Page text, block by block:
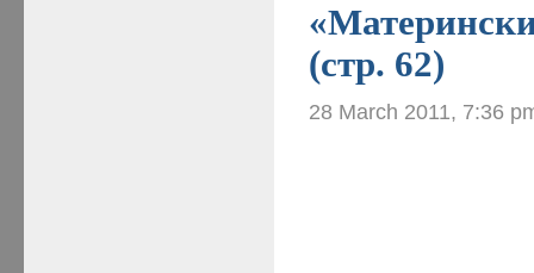
(стр. 62)
28 March 2011, 7:36